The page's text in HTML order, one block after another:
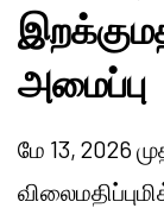
அமைப்பு
மே 13, 2026